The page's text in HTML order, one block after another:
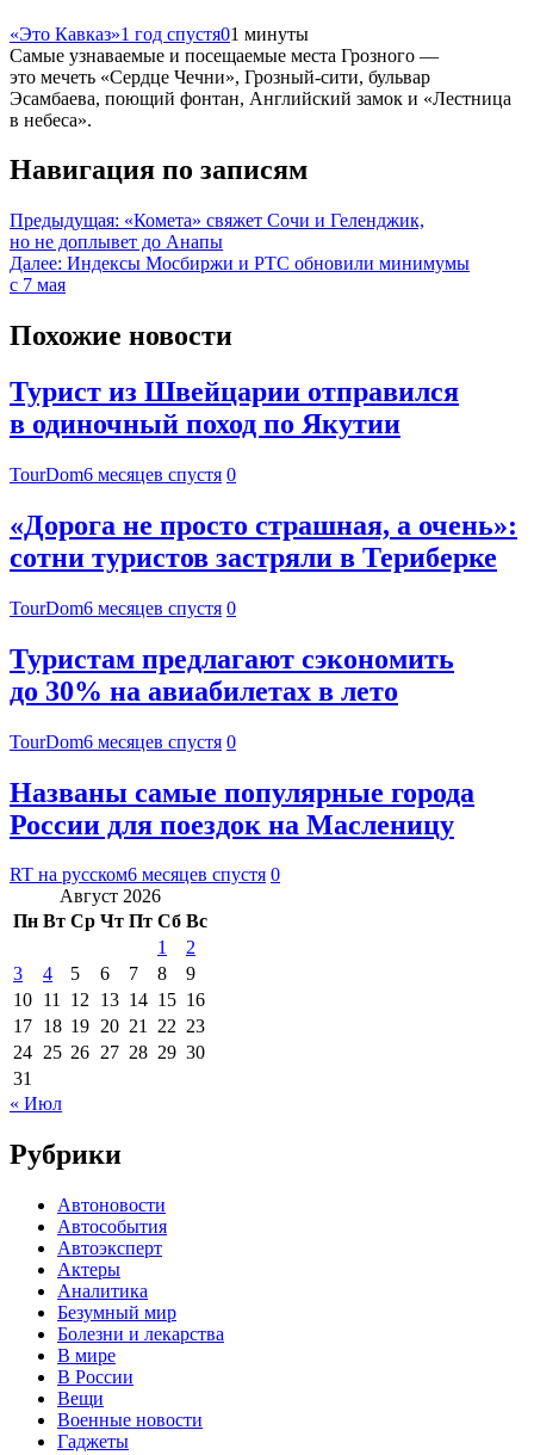
«Это Кавказ»1 год спустя01 минуты
Самые узнаваемые и посещаемые места Грозного —
это мечеть «Сердце Чечни», Грозный-сити, бульвар
Эсамбаева, поющий фонтан, Английский замок и «Лестница
в небеса».
Навигация по записям
Предыдущая: «Комета» свяжет Сочи и Геленджик,
но не доплывет до Анапы
Далее: Индексы Мосбиржи и РТС обновили минимумы
с 7 мая
Похожие новости
Турист из Швейцарии отправился
в одиночный поход по Якутии
TourDom6 месяцев спустя 0
«Дорога не просто страшная, а очень»:
сотни туристов застряли в Териберке
TourDom6 месяцев спустя 0
Туристам предлагают сэкономить
до 30% на авиабилетах в лето
TourDom6 месяцев спустя 0
Названы самые популярные города
России для поездок на Масленицу
RT на русском6 месяцев спустя 0
Август 2026
Пн Вт Ср Чт Пт Сб Вс
1
2
3
4 5 6 7 8
9
10 11 12 13 14 15 16
17 18 19 20 21 22 23
24 25 26 27 28 29 30
31
« Июл
Рубрики
Автоновости
Автособытия
Автоэксперт
Актеры
Аналитика
Безумный мир
Болезни и лекарства
В мире
В России
Вещи
Военные новости
Гаджеты